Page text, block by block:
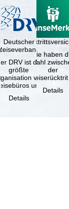
Deutscher
DRV ist die
größte
von
und
in …
Details
Sie haben
Wahl
der
(inklusive
Details